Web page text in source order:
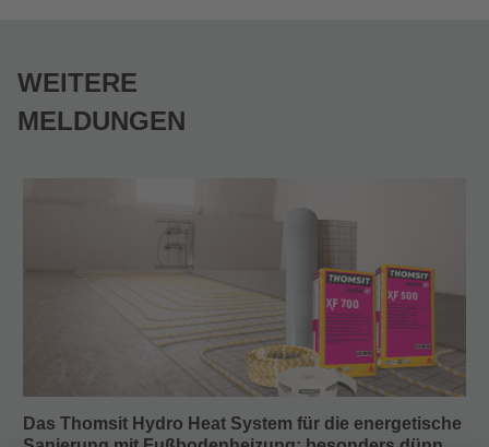
WEITERE
MELDUNGEN
Das Thomsit Hydro Heat System für die energetische